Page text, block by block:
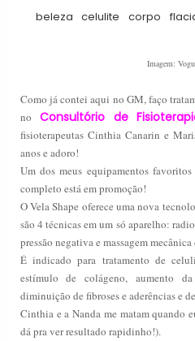
beleza celulite corpo
Imagem:
Como já contei aqui no GM, faço
noConsultório de
fisioterapeutas Cinthia Canarin e
anos e adoro!
Um dos meus equipamentos
completo está em promoção!
O Vela Shape oferece uma nova
são 4 técnicas em um só aparelho:
pressão negativa e massagem mecânica
É indicado para tratamento de
estímulo de colágeno, aumento
diminuição de fibroses e aderências e
Cinthia e a Nanda me matam quando
dá pra ver resultado rapidinho!).